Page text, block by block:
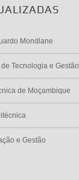
Mondlane
Tecnologia e Gestão
de Moçambique
e Gestão